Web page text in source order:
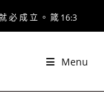
必 成 立 。 箴 16:3
Menu